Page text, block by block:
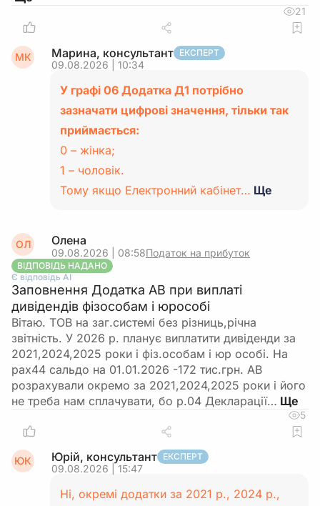
21
МК Марина, консультант ЕКСПЕРТ
09.08.2026 | 10:34
У графі 06 Додатка Д1 потрібно
зазначати цифрові значення, тільки так
приймається:
0 – жінка;
1 – чоловік.
Тому якщо Електронний кабінет… Ще
ОЛ Олена
09.08.2026 | 08:58Податок на прибуток
ВІДПОВІДЬ НАДАНО
Є відповідь АІ
Заповнення Додатка АВ при виплаті
дивідендів фізособам і юрособі
Вітаю. ТОВ на заг.системі без різниць,річна
звітність. У 2026 р. планує виплатити дивіденди за
2021,2024,2025 роки і фіз.особам і юр особі. На
рах44 сальдо на 01.01.2026 -172 тис.грн. АВ
розрахували окремо за 2021,2024,2025 роки і його
не треба нам сплачувати, бо р.04 Декларації…
5
ЮК Юрій, консультант ЕКСПЕРТ
09.08.2026 | 15:47
Ні, окремі додатки за 2021 р., 2024 р.,